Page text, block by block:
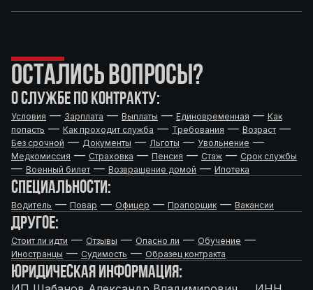
ОСТАЛИСЬ ВОПРОСЫ?
О СЛУЖБЕ ПО КОНТРАКТУ:
Условия — Зарплата — Выплаты — Единовременная — Как
попасть — Как проходит служба — Требования — Возраст —
Без срочной — Документы — Льготы — Увольнение —
Медкомиссия — Страховка — Пенсия — Стаж — Срок службы
— Военный билет — Возвращение домой — Ипотека
СПЕЦИАЛЬНОСТИ:
Водитель — Повар — Офицер — Прапорщик — Вакансии
ДРУГОЕ:
Стоит ли идти — Отзывы — Опасно ли — Обучение —
Иностранцы — Судимость — Образец контракта
ЮРИДИЧЕСКАЯ ИНФОРМАЦИЯ: